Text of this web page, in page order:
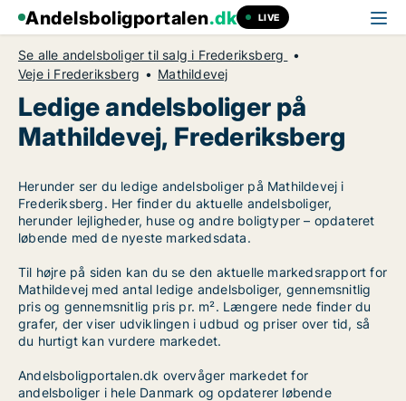
Andelsboligportalen.dk LIVE
Se alle andelsboliger til salg i Frederiksberg
Veje i Frederiksberg
Mathildevej
Ledige andelsboliger på
Mathildevej, Frederiksberg
Herunder ser du ledige andelsboliger på Mathildevej i
Frederiksberg. Her finder du aktuelle andelsboliger,
herunder lejligheder, huse og andre boligtyper – opdateret
løbende med de nyeste markedsdata.
Til højre på siden kan du se den aktuelle markedsrapport for
Mathildevej med antal ledige andelsboliger, gennemsnitlig
pris og gennemsnitlig pris pr. m². Længere nede finder du
grafer, der viser udviklingen i udbud og priser over tid, så
du hurtigt kan vurdere markedet.
Andelsboligportalen.dk overvåger markedet for
andelsboliger i hele Danmark og opdaterer løbende